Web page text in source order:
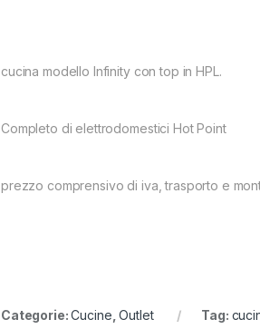
cucina modello Infinity con top in HPL.
Completo di elettrodomestici Hot Point
prezzo comprensivo di iva, trasporto e
Categorie:Cucine ,Outlet Tag: